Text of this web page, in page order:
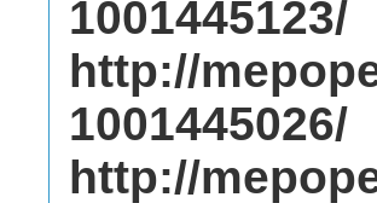
1001445123/
http://
1001445026/
http://